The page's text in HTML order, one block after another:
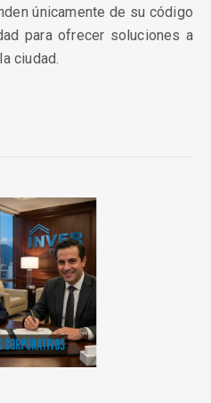
únicamente de su código
para ofrecer soluciones a
ciudad.